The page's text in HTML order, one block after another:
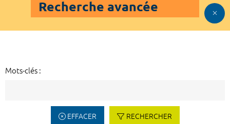
Recherche avancée
Mots-clés :
EFFACER RECHERCHER